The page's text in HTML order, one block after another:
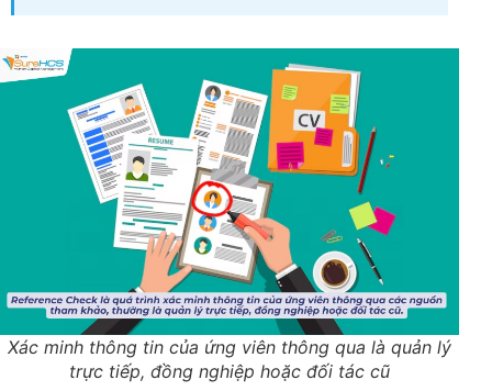
Xác minh thông tin của ứng viên thông qua là quản lý
trực tiếp, đồng nghiệp hoặc đối tác cũ